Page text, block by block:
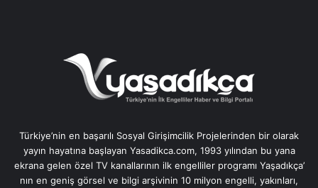
Türkiye’nin en başarılı Sosyal Girişimcilik Projelerinden bir olarak
yayın hayatına başlayan Yasadikca.com, 1993 yılından bu yana
ekrana gelen özel TV kanallarının ilk engelliler programı Yaşadıkça’
nın en geniş görsel ve bilgi arşivinin 10 milyon engelli, yakınları,